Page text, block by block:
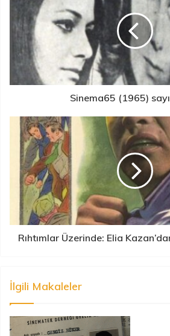
Sinema65 (1965)
Rıhtımlar Üzerinde: Elia
İlgili Makaleler